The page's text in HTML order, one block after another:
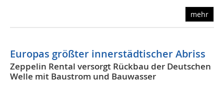
mehr
Europas größter innerstädtischer Abriss
Zeppelin Rental versorgt Rückbau der Deutschen
Welle mit Baustrom und Bauwasser